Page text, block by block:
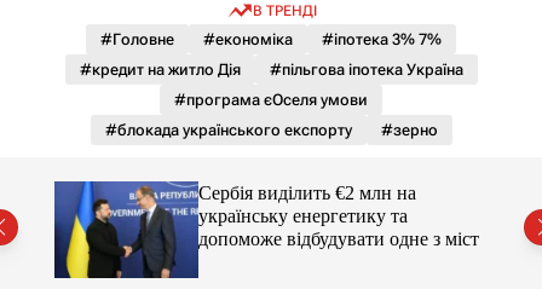
м
к
к
р
В ТРЕНДІ
#Головне #економіка
#іпотека 3% 7%
#кредит на житло Дія
#пільгова іпотека Україна
#програма єОселя умови
#блокада українського експорту
#зерно
Сербія виділить €2 млн на
українську енергетику та
допоможе відбудувати одне з міст